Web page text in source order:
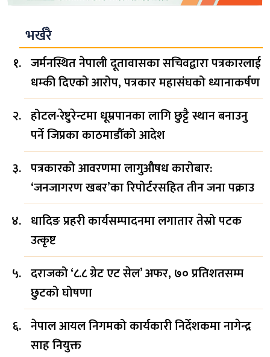
भर्खरै
जर्मनस्थित नेपाली दूतावासका सचिवद्वारा पत्रकारलाई
धम्की दिएको आरोप, पत्रकार महासंघको ध्यानाकर्षण
होटल-रेष्टुरेन्टमा धूम्रपानका लागि छुट्टै स्थान बनाउनु
पर्ने जिप्रका काठमाडौँको आदेश
पत्रकारको आवरणमा लागुऔषध कारोबार:
‘जनजागरण खबर’का रिपोर्टरसहित तीन जना पक्राउ
धादिङ प्रहरी कार्यसम्पादनमा लगातार तेस्रो पटक
उत्कृष्ट
दराजको ‘८.८ ग्रेट एट सेल’ अफर, ७० प्रतिशतसम्म
छुटको घोषणा
नेपाल आयल निगमको कार्यकारी निर्देशकमा नागेन्द्र
साह नियुक्त